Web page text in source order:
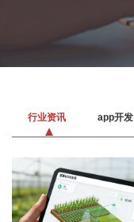
行业资讯 app开发